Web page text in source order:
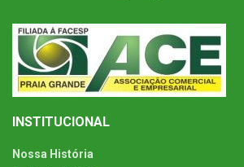
INSTITUCIONAL
Nossa História